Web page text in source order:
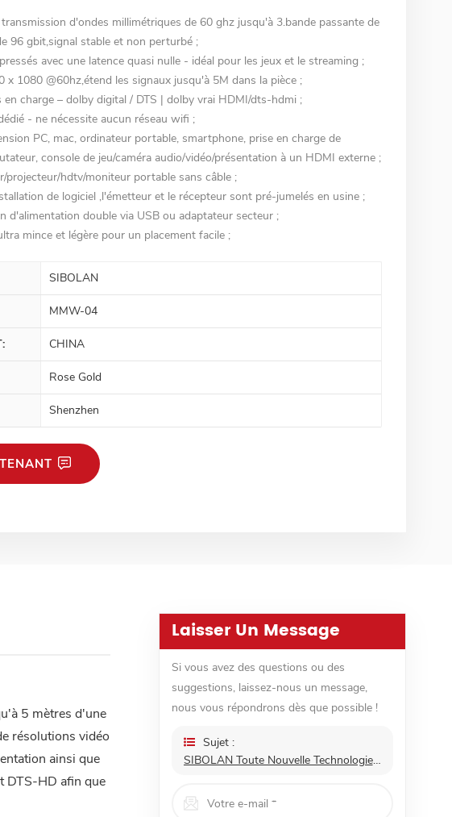
d'ondes millimétriques de 60 ghz jusqu'à 3.bande passante de
96 gbit,signal stable et non perturbé ;
avec une latence quasi nulle - idéal pour les jeux et le streaming ;
x 1080 @60hz,étend les signaux jusqu'à 5M dans la pièce ;
charge – dolby digital / DTS | dolby vrai HDMI/dts-hdmi ;
- ne nécessite aucun réseau wifi ;
PC, mac, ordinateur portable, smartphone, prise en charge de
console de jeu/caméra audio/vidéo/présentation à un HDMI externe ;
projecteur/hdtv/moniteur portable sans câble ;
de logiciel ,l'émetteur et le récepteur sont pré-jumelés en usine ;
d'alimentation double via USB ou adaptateur secteur ;
mince et légère pour un placement facile ;
SIBOLAN
MMW-04
CHINA
Rose Gold
Shenzhen
5 mètres d'une
résolutions vidéo
ainsi que
DTS-HD afin que
Laisser Un Message
Si vous avez des questions ou des
suggestions, laissez-nous un message,
nous vous répondrons dès que possible !
Sujet :
SIBOLAN Toute Nouvelle Technologie Sans Fil À Ondes Millimétriques 60ghz 1080p HDMI Extension De Jeu Kit Émetteur-Récepteur Sans Fil